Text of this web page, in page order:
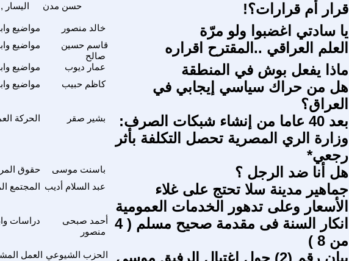
اليسار
حسن مدن قرار أم قرارات؟‮!‬
مواضيع خالد منصور يا سادتي اغضبوا ولو مرّة
مواضيع
قاسم حسين
صالح
العلم العراقي ..المقترح اقراره
مواضيع عمار ديوب ماذا يفعل بوش في المنطقة
مواضيع
كاظم حبيب
هل من حراك سياسي إيجابي في
العراق؟
الحركة بشير صقر
بعد 40 عاما من إنشاء شبكات الصرف:
وزارة الري المصرية تحصل التكلفة بأثر
رجعي*
حقوق باسنت موسى هل أنا ضد الرجل ؟
المجتمع عبد السلام أديب
جماهير مدينة سلا تحتج على غلاء
الأسعار وعلى تدهور الخدمات العمومية
دراسات
أحمد صبحى
منصور
انكار السنة فى مقدمة صحيح مسلم ( 4
من 8 )
العمل الحزب الشيوعي
بيان رقم (2) حول اغتيال الرفيق موسى